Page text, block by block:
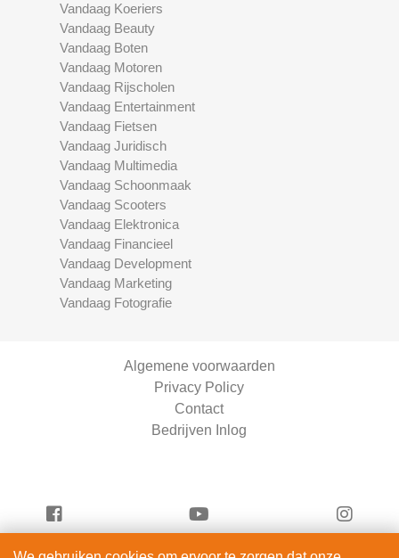
Vandaag Koeriers
Vandaag Beauty
Vandaag Boten
Vandaag Motoren
Vandaag Rijscholen
Vandaag Entertainment
Vandaag Fietsen
Vandaag Juridisch
Vandaag Multimedia
Vandaag Schoonmaak
Vandaag Scooters
Vandaag Elektronica
Vandaag Financieel
Vandaag Development
Vandaag Marketing
Vandaag Fotografie
Algemene voorwaarden
Privacy Policy
Contact
Bedrijven Inlog